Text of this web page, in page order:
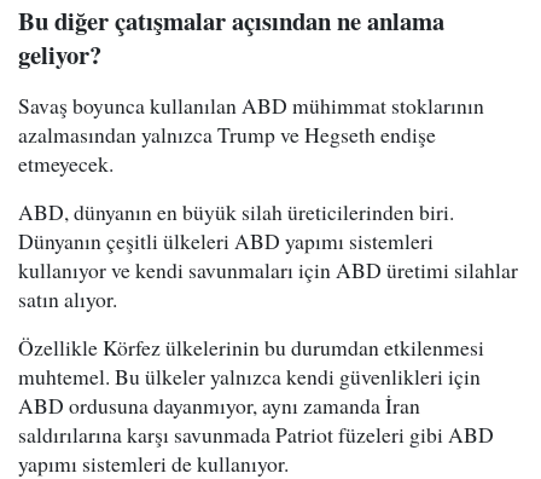
Bu diğer çatışmalar açısından ne anlama
geliyor?
Savaş boyunca kullanılan ABD mühimmat stoklarının
azalmasından yalnızca Trump ve Hegseth endişe
etmeyecek.
ABD, dünyanın en büyük silah üreticilerinden biri.
Dünyanın çeşitli ülkeleri ABD yapımı sistemleri
kullanıyor ve kendi savunmaları için ABD üretimi silahlar
satın alıyor.
Özellikle Körfez ülkelerinin bu durumdan etkilenmesi
muhtemel. Bu ülkeler yalnızca kendi güvenlikleri için
ABD ordusuna dayanmıyor, aynı zamanda İran
saldırılarına karşı savunmada Patriot füzeleri gibi ABD
yapımı sistemleri de kullanıyor.